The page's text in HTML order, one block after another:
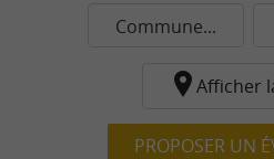
Commune...
Afficher
PROPOSER UN